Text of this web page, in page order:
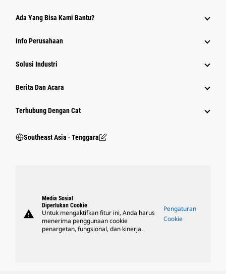
Ada Yang Bisa Kami Bantu?
Info Perusahaan
Solusi Industri
Berita Dan Acara
Terhubung Dengan Cat
Southeast Asia ‧ Tenggara
warning
Media Sosial
Diperlukan Cookie
Untuk mengaktifkan fitur ini, Anda harus
menerima penggunaan cookie
penargetan, fungsional, dan kinerja.
Pengaturan
Cookie